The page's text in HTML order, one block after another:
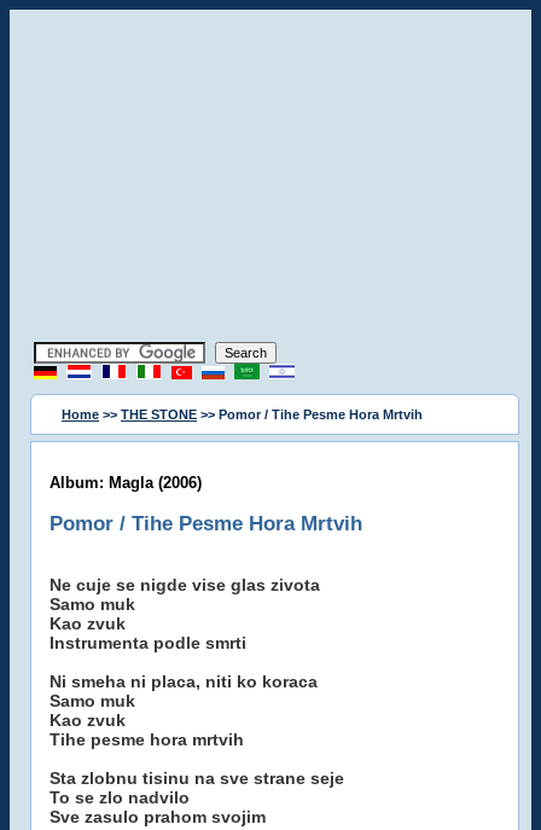
Home >> THE STONE >> Pomor / Tihe Pesme Hora Mrtvih
Album: Magla (2006)
Pomor / Tihe Pesme Hora Mrtvih
Ne cuje se nigde vise glas zivota
Samo muk
Kao zvuk
Instrumenta podle smrti
Ni smeha ni placa, niti ko koraca
Samo muk
Kao zvuk
Tihe pesme hora mrtvih
Sta zlobnu tisinu na sve strane seje
To se zlo nadvilo
Sve zasulo prahom svojim